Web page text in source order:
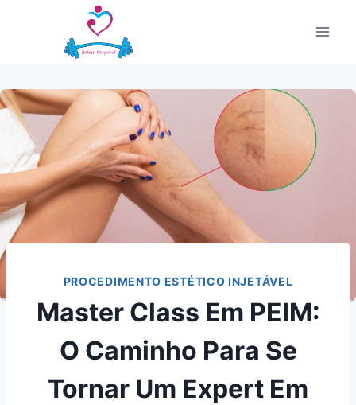
PROCEDIMENTO ESTÉTICO INJETÁVEL
Master Class Em PEIM:
O Caminho Para Se
Tornar Um Expert Em